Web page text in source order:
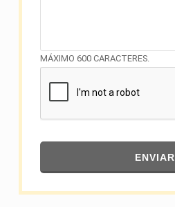
MÁXIMO 600 CARACTERES.
ENVIAR